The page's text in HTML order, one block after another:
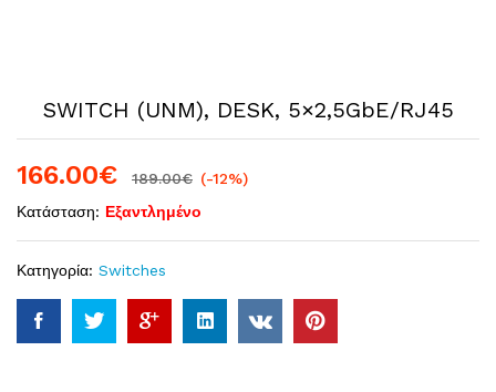
SWITCH (UNM), DESK, 5×2,5GbE/RJ45
166.00€ 189.00€ (-12%)
Κατάσταση: Εξαντλημένο
Κατηγορία: Switches